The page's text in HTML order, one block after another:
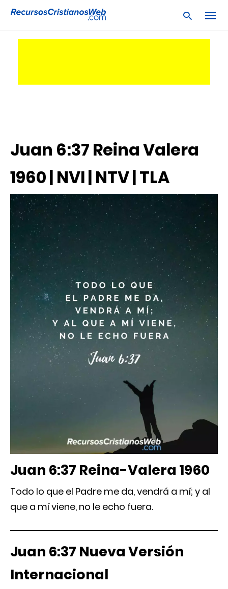
tu
Juan 6:37 Reina Valera
1960 | NVI | NTV | TLA
Juan 6:37 Reina-Valera 1960
Todo lo que el Padre me da, vendrá a mí; y al
que a mí viene, no le echo fuera.
Juan 6:37 Nueva Versión
Internacional